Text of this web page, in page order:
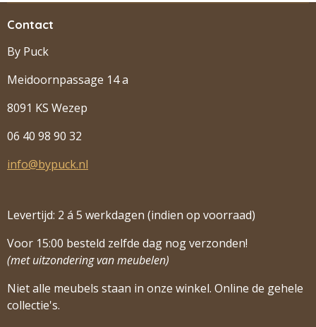
Contact
By Puck
Meidoornpassage 14 a
8091 KS Wezep
06 40 98 90 32
info@bypuck.nl
Levertijd: 2 á 5 werkdagen (indien op voorraad)
Voor 15:00 besteld zelfde dag nog verzonden!
(met uitzondering van meubelen)
Niet alle meubels staan in onze winkel. Online de gehele
collectie's.